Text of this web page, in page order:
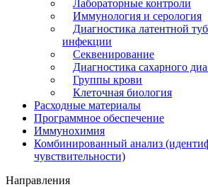
Лабораторные контроли
Иммунология и серология
Диагностика латентной
инфекции
Секвенирование
Диагностика сахарного
Группы крови
Клеточная биология
Расходные материалы
Программное обеспечение
Иммунохимия
Комбинированный анализ
чувствительности)
Направления